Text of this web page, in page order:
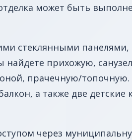
может быть
стеклянными панелями,
найдете прихожую,
прачечную/
а также две детские
через